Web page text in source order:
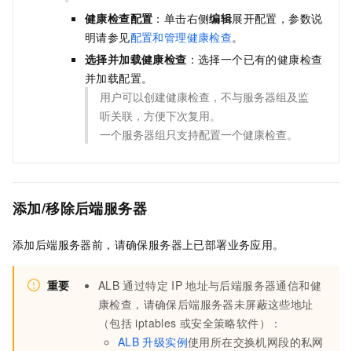
健康检查配置 ：单击右侧编辑展开配置，参数说
明请参见配置和管理健康检查。
选择并加载健康检查 ：选择一个已有的健康检查
并加载配置。
用户可以创建健康检查，不与服务器组及监
听关联，方便下次复用。
一个服务器组只支持配置一个健康检查。
添加/移除后端服务器
添加后端服务器前，请确保服务器上已部署业务应用。
重要 ALB 通过特定 IP 地址与后端服务器通信和健
康检查，请确保后端服务器未屏蔽这些地址
（包括 iptables 或安全策略软件）：
ALB 升级实例使用所在交换机网段的私网